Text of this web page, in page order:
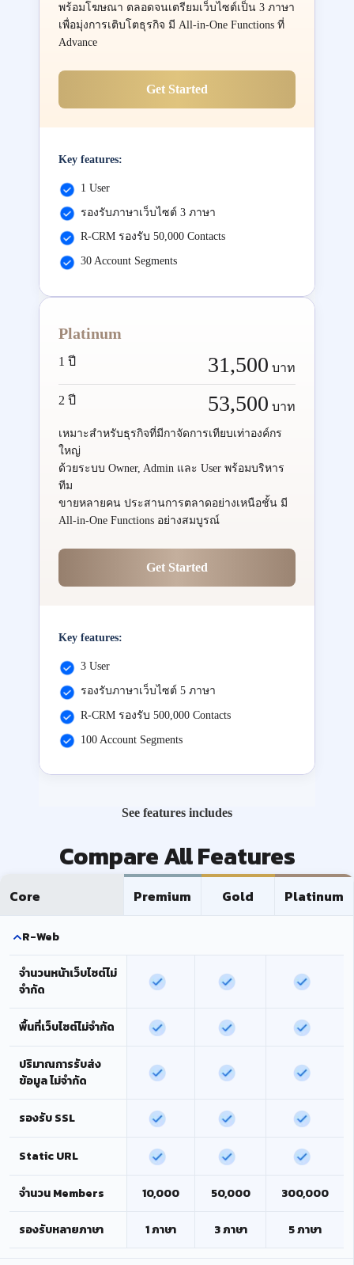
พร้อมโฆษณา ตลอดจนเตรียมเว็บไซต์เป็น 3 ภาษา
เพื่อมุ่งการเติบโตธุรกิจ มี All-in-One Functions ที่
Advance
Get Started
Key features:
1 User
รองรับภาษาเว็บไซต์ 3 ภาษา
R-CRM รองรับ 50,000 Contacts
30 Account Segments
Platinum
1 ปี 31,500 บาท
2 ปี 53,500 บาท
เหมาะสำหรับธุรกิจที่มีกาจัดการเทียบเท่าองค์กร
ใหญ่
ด้วยระบบ Owner, Admin และ User พร้อมบริหาร
ทีม
ขายหลายคน ประสานการตลาดอย่างเหนือชั้น มี
All-in-One Functions อย่างสมบูรณ์
Get Started
Key features:
3 User
รองรับภาษาเว็บไซต์ 5 ภาษา
R-CRM รองรับ 500,000 Contacts
100 Account Segments
See features includes
Compare All Features
Core Premium Gold Platinum
R-Web
จำนวนหน้าเว็บไซต์ไม่
จำกัด
พื้นที่เว็บไซต์ไม่จำกัด
ปริมาณการรับส่ง
ข้อมูล ไม่จำกัด
รองรับ SSL
Static URL
จำนวน Members 10,000 50,000 300,000
รองรับหลายภาษา 1 ภาษา 3 ภาษา 5 ภาษา